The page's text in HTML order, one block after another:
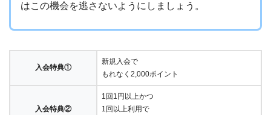
はこの機会を逃さないようにしましょう。
入会特典①
新規入会で
もれなく2,000ポイント
入会特典②
1回1円以上かつ
1回以上利用で